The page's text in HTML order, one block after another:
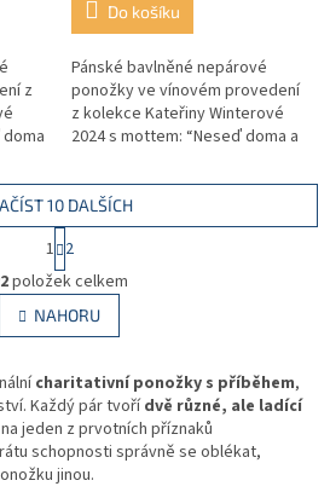
z
-
Do košíku
Pánské bavlněné nepárové
ponožky ve vínovém provedení
z kolekce Kateřiny Winterové
2024 s mottem: “Neseď doma a
ponožku jinou” Neseď doma -
jdi...
O
v
l
á
a
c
í
p
r
10 DALŠÍCH
S
t
r
á
n
k
v
á
n
í
1 2
položek celkem
NAHORU
charitativní ponožky s příběhem,
Každý pár tvořídvě různé, ale ladící
jeden z prvotních příznaků
schopnosti správně se oblékat,
jinou.